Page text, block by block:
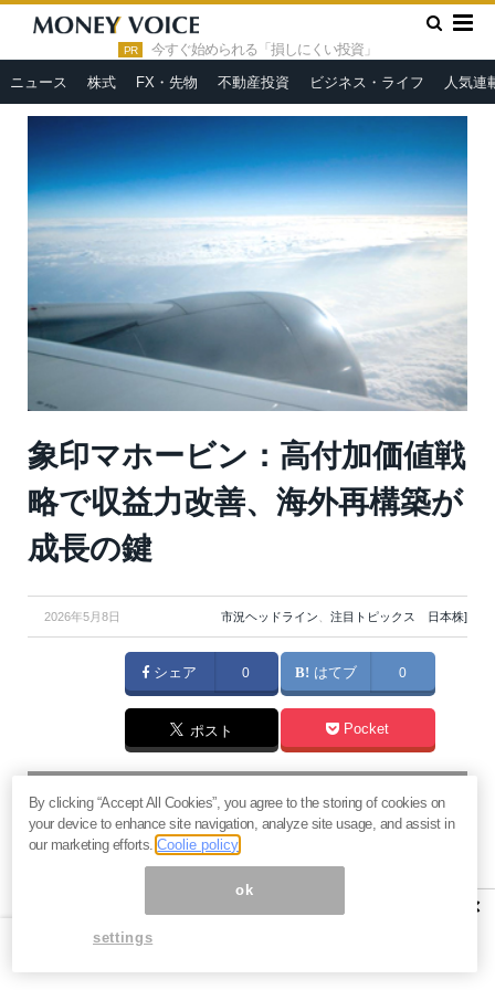
PR 今すぐ始められる「損しにくい投資」
ニュース 株式 FX・先物 不動産投資 ビジネス・ライフ 人気連
HOME » 市況ヘッドライン
象印マホービン：高付加価値戦略
で収益力改善、海外再構築が成長の鍵
象印マホービン：高付加価値戦
略で収益力改善、海外再構築が
成長の鍵
2026年5月8日 市況ヘッドライン、 注目トピックス 日本株]
シェア 0 はてブ 0
ポスト Pocket
急騰後に急落「パワーエックス」株は買いか？蓄電池銘柄の
将来性とリスク
過去最高益「サンリオ」は買いか？決算で見えた“強い事
度と投資戦略
×
By clicking “Accept All Cookies”, you agree to the storing of cookies on
your device to enhance site navigation, analyze site usage, and assist in
our marketing efforts.Coolie policy
ok
settings